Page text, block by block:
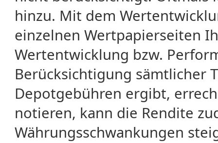
hinzu. Mit dem
einzelnen Wertpapierseiten
Wertentwicklung bzw.
Berücksichtigung sämtlicher
Depotgebühren ergibt,
notieren, kann die Rendite
Währungsschwankungen